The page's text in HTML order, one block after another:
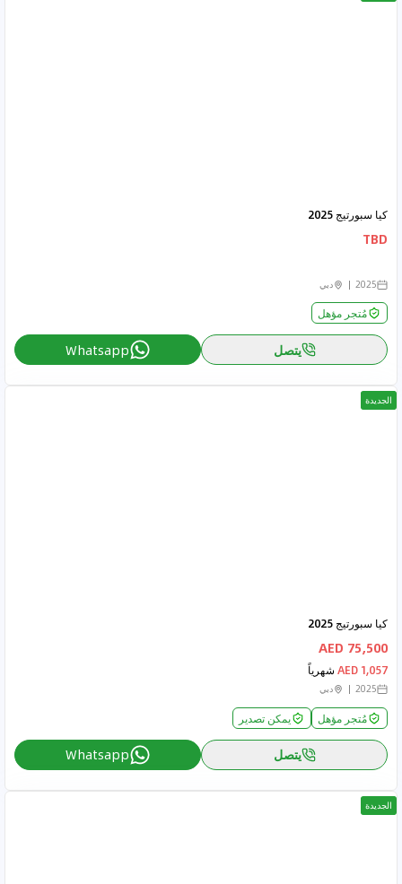
كيا سبورتيج 2025
TBD
2025 دبي
مُتجر مؤهل
يتصل Whatsapp
الجديدة
كيا سبورتيج 2025
75,500 AED
1,057 AED شهرياً
2025 دبي
مُتجر مؤهل يمكن تصدير
يتصل Whatsapp
الجديدة